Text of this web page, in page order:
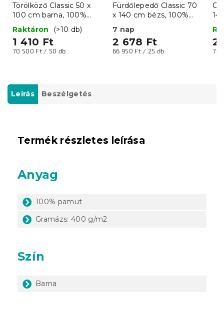
Törölköző Classic 50 x
100 cm barna, 100%
pamut
Raktáron (>10 db)
1 410 Ft
Egységár:
70 500 Ft / 50 db
Fürdőlepedő Classic 70
x 140 cm bézs, 100%
7 nap
2 678 Ft
Egységár:
66 950 Ft / 25 db
2
70
Leírás Beszélgetés
Termék részletes leírása
Anyag
100% pamut
Gramázs: 400 g/m2
Szín
Barna